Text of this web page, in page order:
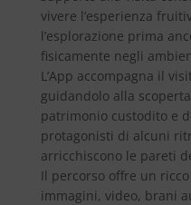
vivere l’esperienza
l’esplorazione prima
fisicamente negli
L’App accompagna il
guidandolo alla
patrimonio custodito e
protagonisti di alcuni
arricchiscono le pareti
Il percorso offre un
immagini, video, brani